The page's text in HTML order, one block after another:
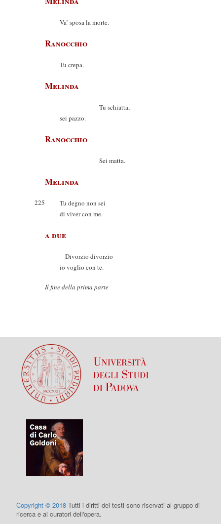
Va’ sposa la morte.
Ranocchio
Tu crepa.
Melinda
Tu schiatta,
sei pazzo.
Ranocchio
Sei matta.
Melinda
225
Tu degno non sei
di viver con me.
a due
Divorzio divorzio
io voglio con te.
Il fine della prima parte
Copyright © 2018 Tutti i diritti dei testi sono riservati al gruppo di
ricerca e ai curatori dell'opera.